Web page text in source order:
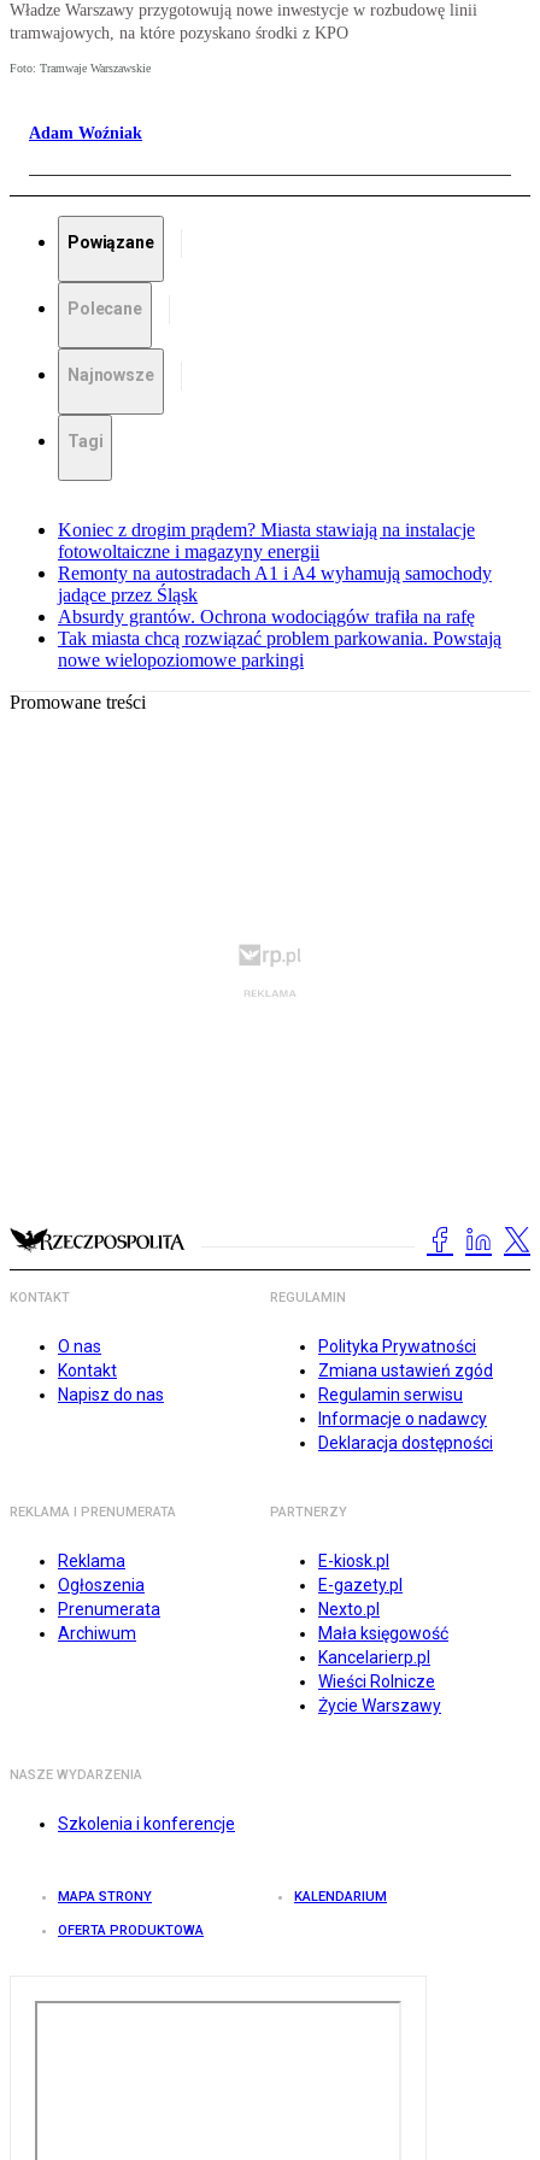
Władze Warszawy przygotowują nowe inwestycje w rozbudowę linii
tramwajowych, na które pozyskano środki z KPO
Foto: Tramwaje Warszawskie
Adam Woźniak
Powiązane
Polecane
Najnowsze
Tagi
Koniec z drogim prądem? Miasta stawiają na instalacje
fotowoltaiczne i magazyny energii
Remonty na autostradach A1 i A4 wyhamują samochody
jadące przez Śląsk
Absurdy grantów. Ochrona wodociągów trafiła na rafę
Tak miasta chcą rozwiązać problem parkowania. Powstają
nowe wielopoziomowe parkingi
Promowane treści
KONTAKT
O nas
Kontakt
Napisz do nas
REGULAMIN
Polityka Prywatności
Zmiana ustawień zgód
Regulamin serwisu
Informacje o nadawcy
Deklaracja dostępności
REKLAMA I PRENUMERATA
Reklama
Ogłoszenia
Prenumerata
Archiwum
PARTNERZY
E-kiosk.pl
E-gazety.pl
Nexto.pl
Mała księgowość
Kancelarierp.pl
Wieści Rolnicze
Życie Warszawy
NASZE WYDARZENIA
Szkolenia i konferencje
MAPA STRONY KALENDARIUM
OFERTA PRODUKTOWA